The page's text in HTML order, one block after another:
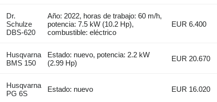
Dr.
Schulze
DBS-620
Año: 2022, horas de trabajo: 60 m/h,
potencia: 7.5 kW (10.2 Hp),
combustible: eléctrico
EUR 6.400
Husqvarna
BMS 150
Estado: nuevo, potencia: 2.2 kW
(2.99 Hp)
EUR 20.670
Husqvarna
PG 6S
Estado: nuevo EUR 16.020